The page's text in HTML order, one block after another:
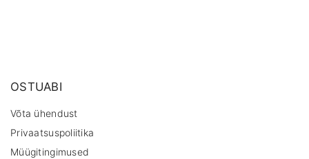
OSTUABI
Võta ühendust
Privaatsuspoliitika
Müügitingimused